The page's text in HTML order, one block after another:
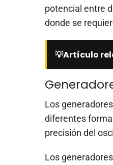
potencial entre
donde se
💡Artículo
Los
diferentes
precisión del
Los